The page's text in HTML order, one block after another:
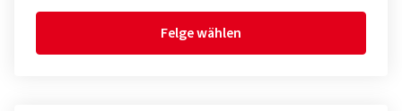
Felge wählen